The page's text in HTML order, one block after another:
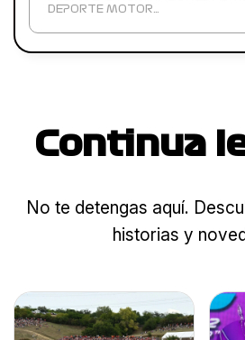
DEPORTE MOTOR…
Continua
No te detengas aquí.
historias y